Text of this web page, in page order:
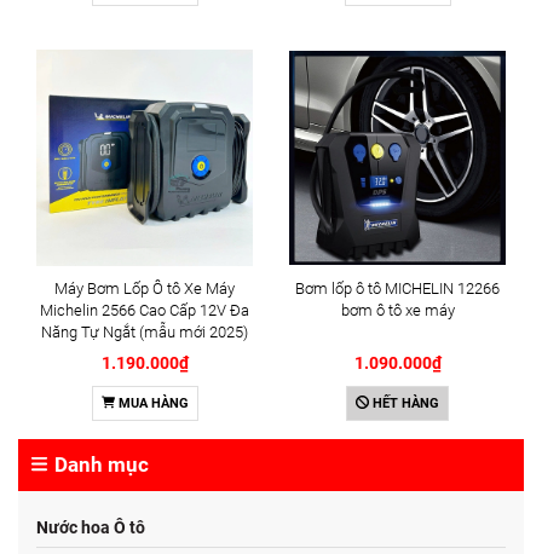
Danh mục
Nước hoa Ô tô
Máy Bơm Lốp Ô tô Xe Máy
Michelin 2566 Cao Cấp 12V Đa
Năng Tự Ngắt (mẫu mới 2025)
1.190.000₫
MUA HÀNG
Bơm lốp ô tô MICHELIN 12266
bơm ô tô xe máy
1.090.000₫
HẾT HÀNG